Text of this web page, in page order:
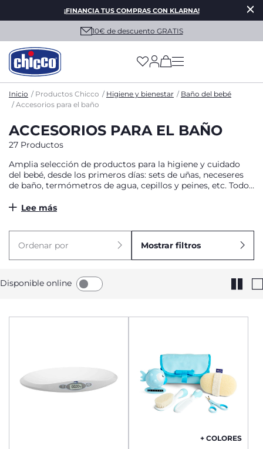
¡FINANCIA TUS COMPRAS CON KLARNA!
10€ de descuento GRATIS
(has more options
Inicio Productos Chicco Higiene y bienestar
Baño del bebé
Accesorios para el baño
ACCESORIOS PARA EL BAÑO
27 Productos
Amplia selección de productos para la higiene y cuidado
del bebé, desde los primeros días: sets de uñas, neceseres
de baño, termómetros de agua, cepillos y peines, etc. Todo
Lee más
Ordenar por Mostrar filtros
Disponible online
+ COLORES